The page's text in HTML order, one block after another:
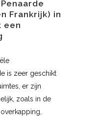
Frankrijk) in
een
is zeer geschikt
er zijn
zoals in de